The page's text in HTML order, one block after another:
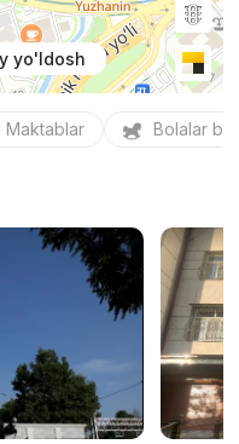
yo'ldosh
Maktablar Bolalar